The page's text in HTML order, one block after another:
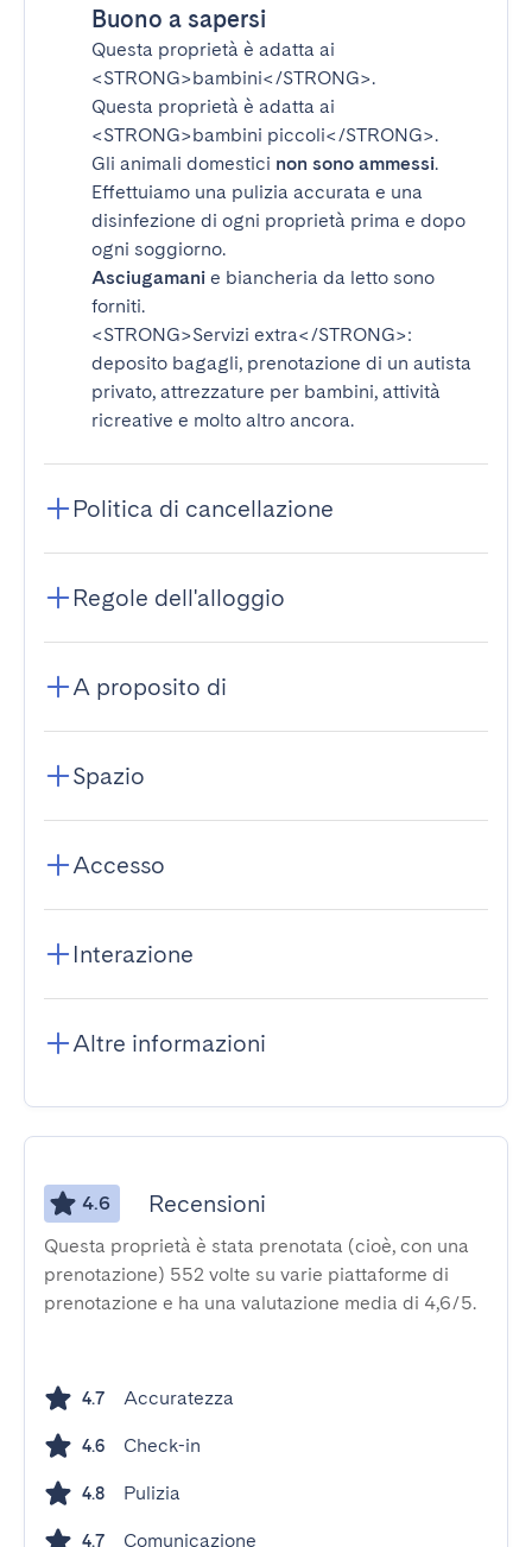
Buono a sapersi
Questa proprietà è adatta ai
<STRONG>bambini</STRONG>.
Questa proprietà è adatta ai
<STRONG>bambini piccoli</STRONG>.
Gli animali domestici non sono ammessi.
Effettuiamo una pulizia accurata e una
disinfezione di ogni proprietà prima e dopo
ogni soggiorno.
Asciugamani e biancheria da letto sono
forniti.
<STRONG>Servizi extra</STRONG>:
deposito bagagli, prenotazione di un autista
privato, attrezzature per bambini, attività
ricreative e molto altro ancora.
Politica di cancellazione
Regole dell'alloggio
A proposito di
Spazio
Accesso
Interazione
Altre informazioni
4.6 Recensioni
Questa proprietà è stata prenotata (cioè, con una
prenotazione) 552 volte su varie piattaforme di
prenotazione e ha una valutazione media di 4,6/5.
4.7 Accuratezza
4.6 Check-in
4.8 Pulizia
4.7 Comunicazione